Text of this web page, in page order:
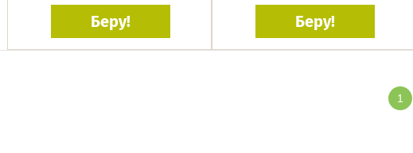
Беру! Беру!
1